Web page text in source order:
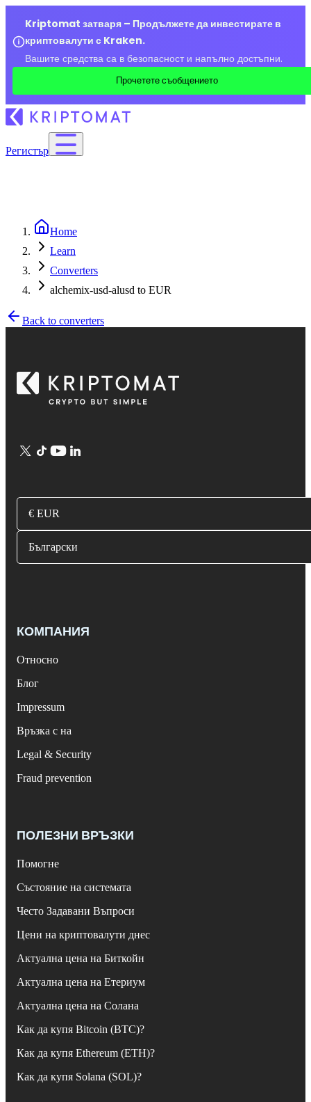
Kriptomat затваря – Продължете да инвестирате в
криптовалути с Kraken.
Вашите средства са в безопасност и напълно достъпни.
Прочетете съобщението
Регистър
Home
Learn
Converters
alchemix-usd-alusd to EUR
Back to converters
€ EUR
Български
КОМПАНИЯ
Относно
Блог
Impressum
Връзка с на
Legal & Security
Fraud prevention
ПОЛЕЗНИ ВРЪЗКИ
Помогне
Състояние на системата
Често Задавани Въпроси
Цени на криптовалути днес
Актуална цена на Биткойн
Актуална цена на Етериум
Актуална цена на Солана
Как да купя Bitcoin (BTC)?
Как да купя Ethereum (ETH)?
Как да купя Solana (SOL)?